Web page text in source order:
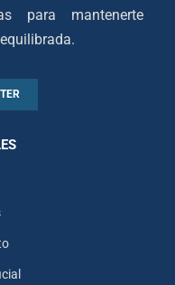
para mantenerte